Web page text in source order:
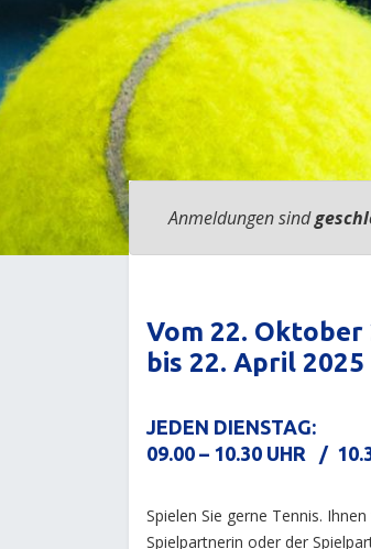
Anmeldungen sind
Vom 22. Oktober
bis 22. April 2025
JEDEN DIENSTAG:
09.00 – 10.30 UHR /
Spielen Sie gerne Tennis.
Spielpartnerin oder der